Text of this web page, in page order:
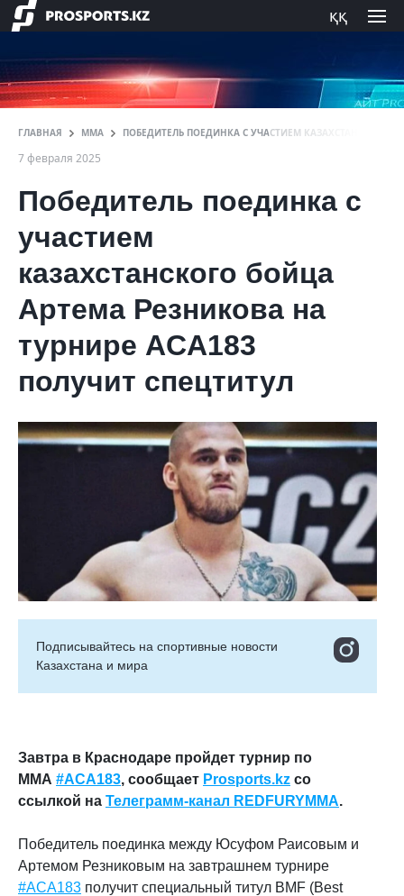
ққ
ГЛАВНАЯ ММА ПОБЕДИТЕЛЬ ПОЕДИНКА С УЧАСТИЕМ КАЗАХСТАНСКОГО
7 февраля 2025
Победитель поединка с
участием
казахстанского бойца
Артема Резникова на
турнире ACA183
получит спецтитул
Подписывайтесь на cпортивные новости
Казахстана и мира
Завтра в Краснодаре пройдет турнир по
ММА #ACA183, сообщает Prosports.kz со
ссылкой на Телеграмм-канал REDFURYMMA.
Победитель поединка между Юсуфом Раисовым и
Артемом Резниковым на завтрашнем турнире
#ACA183 получит специальный титул BMF (Best